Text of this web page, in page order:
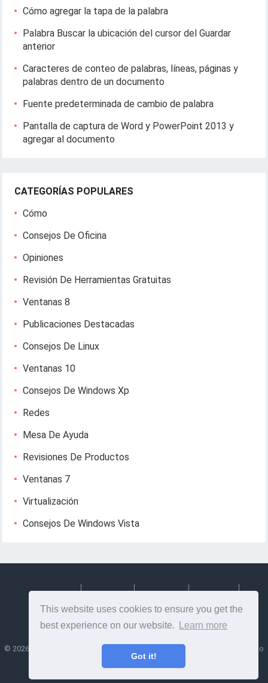
This website uses cookies to ensure you get the
best experience on our website.
Learn more
Got it!
Cómo agregar la tapa de la palabra
Palabra Buscar la ubicación del cursor del Guardar
anterior
Caracteres de conteo de palabras, líneas, páginas y
palabras dentro de un documento
Fuente predeterminada de cambio de palabra
Pantalla de captura de Word y PowerPoint 2013 y
agregar al documento
CATEGORÍAS POPULARES
Cómo
Consejos De Oficina
Opiniones
Revisión De Herramientas Gratuitas
Ventanas 8
Publicaciones Destacadas
Consejos De Linux
Ventanas 10
Consejos De Windows Xp
Redes
Mesa De Ayuda
Revisiones De Productos
Ventanas 7
Virtualización
Consejos De Windows Vista
© 2026 Lesptitesaffairesdemayl
- Consejos e información útil sobre diseño